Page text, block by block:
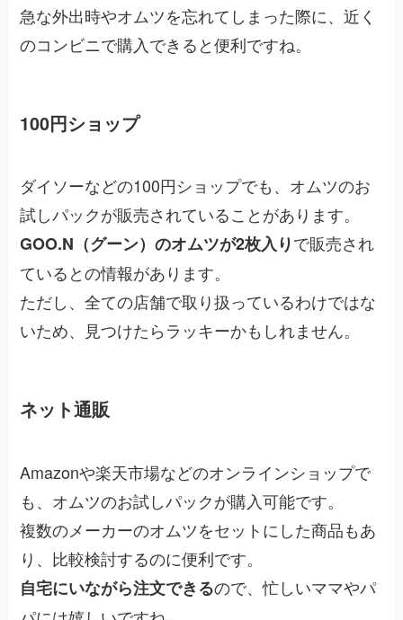
急な外出時やオムツを忘れてしまった際に、近く
のコンビニで購入できると便利ですね。
100円ショップ
ダイソーなどの100円ショップでも、オムツのお
試しパックが販売されていることがあります。
GOO.N（グーン）のオムツが2枚入りで販売され
ているとの情報があります。
ただし、全ての店舗で取り扱っているわけではな
いため、見つけたらラッキーかもしれません。
ネット通販
Amazonや楽天市場などのオンラインショップで
も、オムツのお試しパックが購入可能です。
複数のメーカーのオムツをセットにした商品もあ
り、比較検討するのに便利です。
自宅にいながら注文できるので、忙しいママやパ